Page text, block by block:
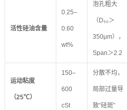
活性硅油含量
0.25–
0.60
wt%
泡孔粗大
（D₅₀＞
350μm），
Span＞2.2
运动粘度
（25℃）
150–
600
cSt
分散不均，
局部过量导
致“硅斑”